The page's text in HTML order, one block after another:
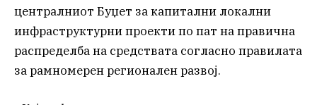
централниот Буџет за капитални локални
инфраструктурни проекти по пат на правична
распределба на средствата согласно правилата
за рамномерен регионален развој.